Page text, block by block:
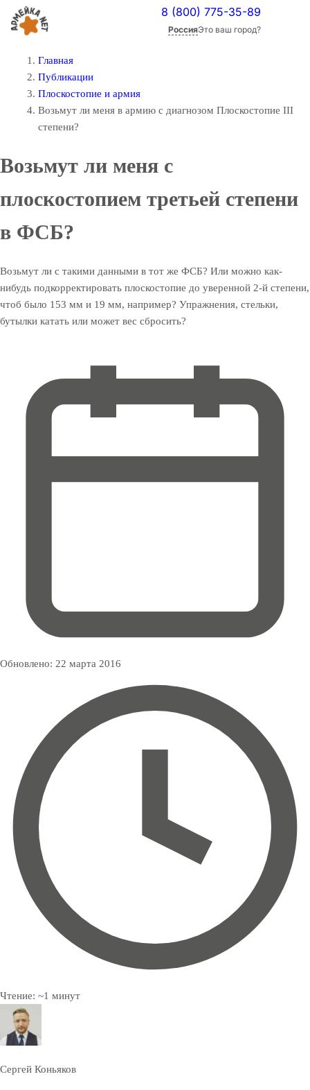
8 (800) 775-35-89
РоссияЭто ваш город?
Главная
Публикации
Плоскостопие и армия
Возьмут ли меня в армию с диагнозом Плоскостопие III
степени?
Возьмут ли меня с
плоскостопием третьей степени
в ФСБ?
Возьмут ли с такими данными в тот же ФСБ? Или можно как-
нибудь подкорректировать плоскостопие до уверенной 2-й степени,
чтоб было 153 мм и 19 мм, например? Упражнения, стельки,
бутылки катать или может вес сбросить?
Обновлено: 22 марта 2016
Чтение: ~1 минут
Сергей Коньяков